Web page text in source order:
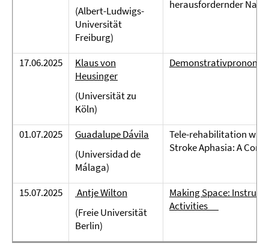
(Albert-Ludwigs-
Universität
Freiburg)
herausfordernder
17.06.2025
Klaus von
Heusinger
(Universität zu
Köln)
01.07.2025
Guadalupe Dávila
(Universidad de
Málaga)
Tele-rehabilitation with
Stroke Aphasia: A
15.07.2025
Antje Wilton
(Freie Universität
Berlin)
Making Space:
Activities